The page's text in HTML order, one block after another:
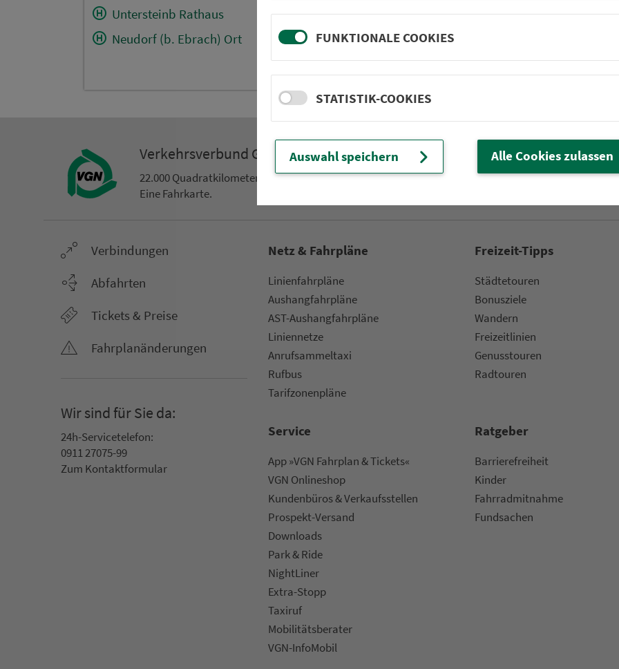
Untersteinb Rathaus
Neudorf (b. Ebrach) Ort
Fürnbach
Spielhof (b.
Schindelsee Staatsstr.
Ver­kehrs­ver­bund Groß­raum Nürn­berg
22.000 Qua­drat­ki­lo­me­ter. 130 Ver­kehrs­un­ter­neh­men. 1.100 Linien.
Eine Fahr­kar­te.
Partner im VGN
Ver­bin­dungen
Abfahrten
Tickets & Preise
Fahr­plan­ände­rungen
Wir sind für Sie da:
24h-Ser­vice­te­le­fon:
0911 27075-99
Zum Kon­taktformular
Netz & Fahrpläne
Li­ni­en­fahr­plä­ne
Aus­hang­fahr­plä­ne
AST-Aus­hang­fahr­plä­ne
Li­ni­en­netze
An­ruf­sam­mel­taxi
Rufbus
Ta­rif­zo­nen­plä­ne
Frei­zeit-Tipps
Städtetouren
Bonusziele
Wandern
Frei­zeit­li­ni­en
Genusstouren
Radtouren
Service
App »VGN Fahrplan & Tickets«
VGN On­line­shop
Kun­den­bü­ros & Ver­kaufs­stel­len
Prospekt-Versand
Downloads
Park & Ride
NightLiner
Extra-Stopp
Taxiruf
Mo­bi­li­täts­be­ra­ter
VGN-InfoMobil
Rat­ge­ber
Bar­ri­e­re­frei­heit
Kinder
Fahr­rad­mit­nah­me
Fund­sachen
FUNKTIONALE COOKIES
STATISTIK-COOKIES
Auswahl speichern Alle Cookies zulassen